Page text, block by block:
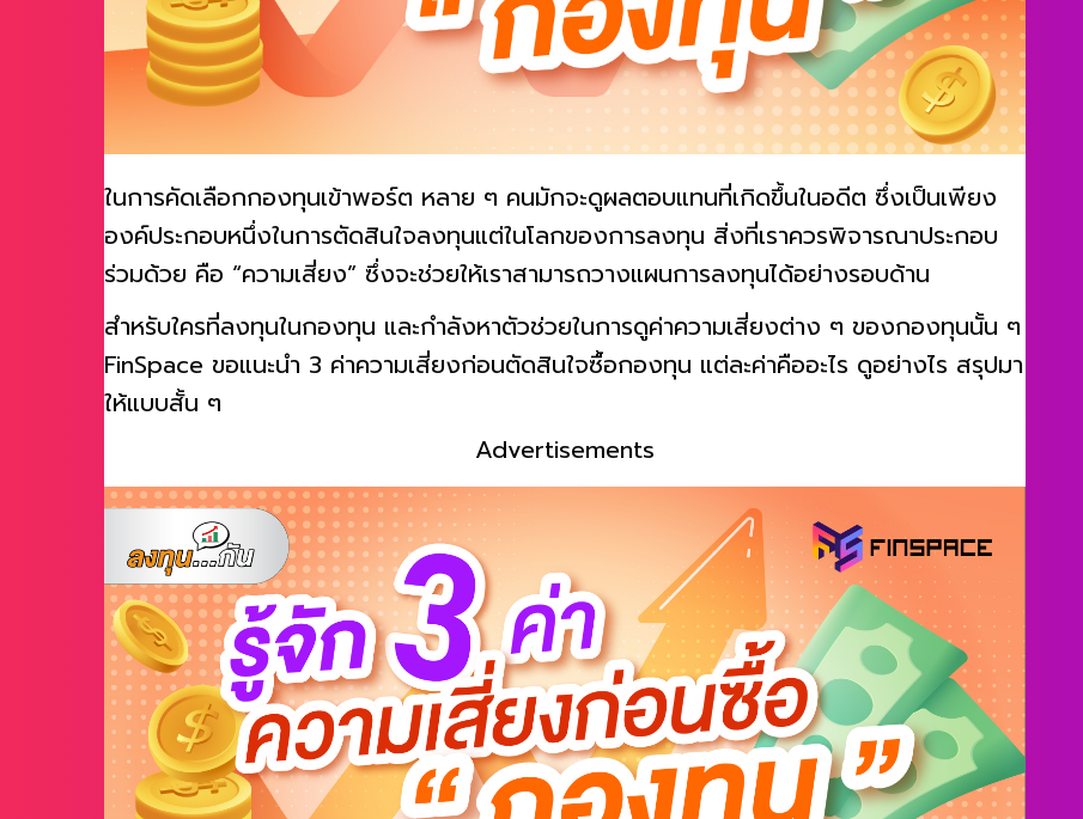
ในการคัดเลือกกองทุนเข้าพอร์ต หลาย ๆ คนมักจะดูผลตอบแทนที่เกิดขึ้นในอดีต ซึ่งเป็นเพียง
องค์ประกอบหนึ่งในการตัดสินใจลงทุนแต่ในโลกของการลงทุน สิ่งที่เราควรพิจารณาประกอบ
ร่วมด้วย คือ “ความเสี่ยง” ซึ่งจะช่วยให้เราสามารถวางแผนการลงทุนได้อย่างรอบด้าน
สำหรับใครที่ลงทุนในกองทุน และกำลังหาตัวช่วยในการดูค่าความเสี่ยงต่าง ๆ ของกองทุนนั้น ๆ
FinSpace ขอแนะนำ 3 ค่าความเสี่ยงก่อนตัดสินใจซื้อกองทุน แต่ละค่าคืออะไร ดูอย่างไร สรุปมา
ให้แบบสั้น ๆ
Advertisements